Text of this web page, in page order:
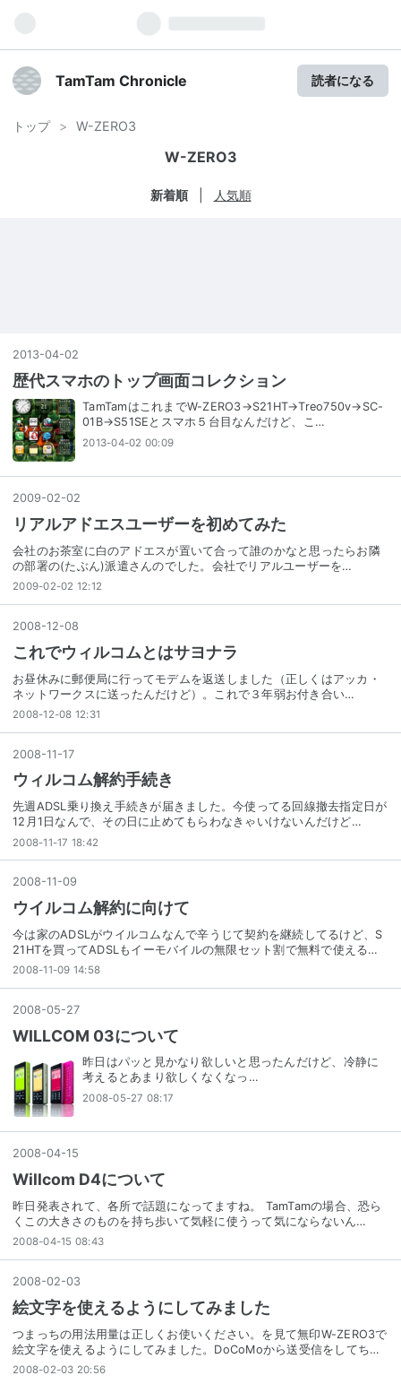
TamTam Chronicle 読者になる
トップ > W-ZERO3
W-ZERO3
新着順 人気順
2013-04-02
歴代スマホのトップ画面コレクション
TamTamはこれまでW-ZERO3→S21HT→Treo750v→SC-
01B→S51SEとスマホ５台目なんだけど、こ…
2013-04-02 00:09
2009-02-02
リアルアドエスユーザーを初めてみた
会社のお茶室に白のアドエスが置いて合って誰のかなと思ったらお隣
の部署の(たぶん)派遣さんのでした。会社でリアルユーザーを…
2009-02-02 12:12
2008-12-08
これでウィルコムとはサヨナラ
お昼休みに郵便局に行ってモデムを返送しました（正しくはアッカ・
ネットワークスに送ったんだけど）。これで３年弱お付き合い…
2008-12-08 12:31
2008-11-17
ウィルコム解約手続き
先週ADSL乗り換え手続きが届きました。今使ってる回線撤去指定日が
12月1日なんで、その日に止めてもらわなきゃいけないんだけど…
2008-11-17 18:42
2008-11 -09
ウイルコム解約に向けて
今は家のADSLがウイルコムなんで辛うじて契約を継続してるけど、S
21HTを買ってADSLもイーモバイルの無限セット割で無料で使える…
2008-11-09 14:58
2008-05-27
WILLCOM 03について
昨日はパッと見かなり欲しいと思ったんだけど、冷静に
考えるとあまり欲しくなくなっ…
2008-05-27 08:17
2008-04-15
Willcom D4について
昨日発表されて、各所で話題になってますね。 TamTamの場合、恐ら
くこの大きさのものを持ち歩いて気軽に使うって気にならないん…
2008-04-15 08:43
2008-02-03
絵文字を使えるようにしてみました
つまっちの用法用量は正しくお使いください。を見て無印W-ZERO3で
絵文字を使えるようにしてみました。DoCoMoから送受信をしてち…
2008-02-03 20:56